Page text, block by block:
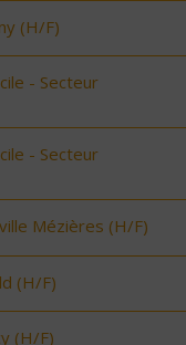
(H/F)
- Secteur
- Secteur
Mézières (H/F)
(H/F)
(H/F)